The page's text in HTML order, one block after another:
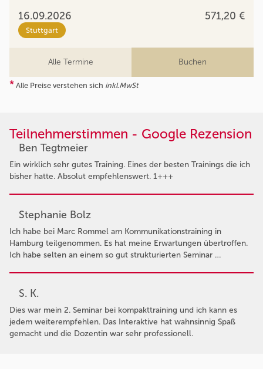
16.09.2026 571,20 €
Stuttgart
Alle Termine Buchen
* Alle Preise verstehen sich inkl.MwSt
Teilnehmerstimmen - Google Rezension
Ben Tegtmeier
Ein wirklich sehr gutes Training. Eines der besten Trainings die ich
bisher hatte. Absolut empfehlenswert. 1+++
Stephanie Bolz
Ich habe bei Marc Rommel am Kommunikationstraining in
Hamburg teilgenommen. Es hat meine Erwartungen übertroffen.
Ich habe selten an einem so gut strukturierten Seminar …
S. K.
Dies war mein 2. Seminar bei kompakttraining und ich kann es
jedem weiterempfehlen. Das Interaktive hat wahnsinnig Spaß
gemacht und die Dozentin war sehr professionell.